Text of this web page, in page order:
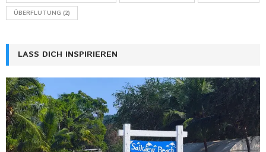
ÜBERFLUTUNG (2)
LASS DICH INSPIRIEREN